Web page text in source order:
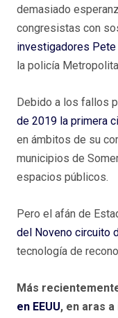
demasiado
congresistas con
investigadores Pete
la policía
Debido a los fallos
de 2019 la primera
en ámbitos de su
municipios de
espacios públicos.
Pero el afán de
del Noveno circuito
tecnología de
Más
en EEUU, en aras